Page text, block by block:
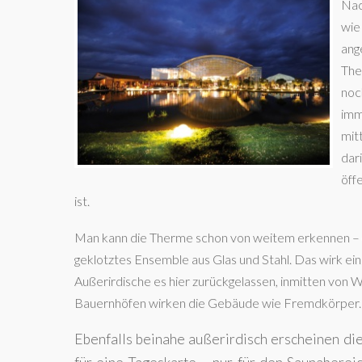
wie
ist.
Man kann die Therme schon von weitem erkennen
geklotztes Ensemble aus Glas und Stahl. Das wirk
Außerirdische es hier zurückgelassen, inmitten von
Bauernhöfen wirken die Gebäude wie Fremdkörper.
Ebenfalls beinahe außerirdisch erscheinen